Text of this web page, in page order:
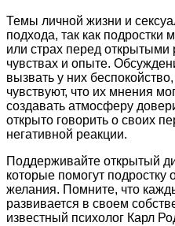
Темы личной жизни и
подхода, так как
или страх перед открытыми
чувствах и опыте.
вызвать у них
чувствуют, что их мнения
создавать атмосферу
открыто говорить о своих
негативной реакции.
Поддерживайте открытый
которые помогут подростку
желания. Помните, что
развивается в своем
известный психолог Карл